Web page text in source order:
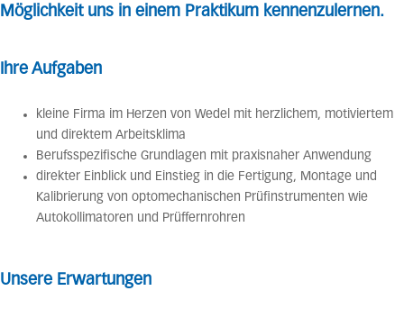
Möglichkeit uns in einem Praktikum kennenzulernen.
Ihre Aufgaben
kleine Firma im Herzen von Wedel mit herzlichem, motiviertem
und direktem Arbeitsklima
Berufsspezifische Grundlagen mit praxisnaher Anwendung
direkter Einblick und Einstieg in die Fertigung, Montage und
Kalibrierung von optomechanischen Prüfinstrumenten wie
Autokollimatoren und Prüffernrohren
Unsere Erwartungen